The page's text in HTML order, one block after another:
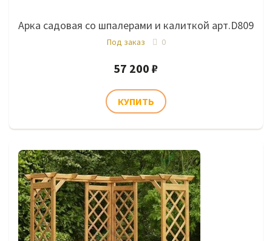
Арка садовая со шпалерами и калиткой арт.D809
Под заказ 0
57 200 ₽